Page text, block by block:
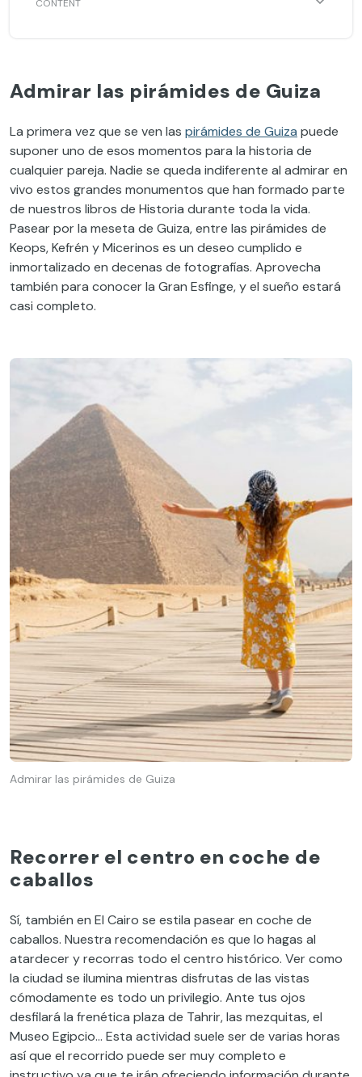
Admirar las pirámides de Guiza
La primera vez que se ven las pirámides de Guiza puede
suponer uno de esos momentos para la historia de
cualquier pareja. Nadie se queda indiferente al admirar en
vivo estos grandes monumentos que han formado parte
de nuestros libros de Historia durante toda la vida.
Pasear por la meseta de Guiza, entre las pirámides de
Keops, Kefrén y Micerinos es un deseo cumplido e
inmortalizado en decenas de fotografías. Aprovecha
también para conocer la Gran Esfinge, y el sueño estará
casi completo.
Admirar las pirámides de Guiza
Recorrer el centro en coche de
caballos
Sí, también en El Cairo se estila pasear en coche de
caballos. Nuestra recomendación es que lo hagas al
atardecer y recorras todo el centro histórico. Ver como
la ciudad se ilumina mientras disfrutas de las vistas
cómodamente es todo un privilegio. Ante tus ojos
desfilará la frenética plaza de Tahrir, las mezquitas, el
Museo Egipcio… Esta actividad suele ser de varias horas
así que el recorrido puede ser muy completo e